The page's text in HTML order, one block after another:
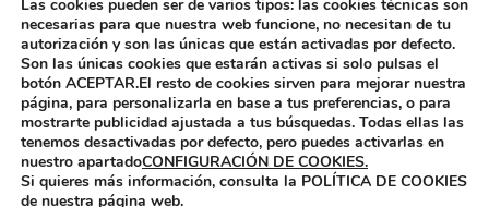
Aviso Legal
Política de Cookies
Diseño web por Pinkstone™
Las cookies pueden ser de varios tipos: las cookies técnicas son
necesarias para que nuestra web funcione, no necesitan de tu
autorización y son las únicas que están activadas por defecto.
Son las únicas cookies que estarán activas si solo pulsas el
botón ACEPTAR.El resto de cookies sirven para mejorar nuestra
página, para personalizarla en base a tus preferencias, o para
mostrarte publicidad ajustada a tus búsquedas. Todas ellas las
tenemos desactivadas por defecto, pero puedes activarlas en
nuestro apartadoCONFIGURACIÓN DE COOKIES.
Si quieres más información, consulta la POLÍTICA DE COOKIES
de nuestra página web.